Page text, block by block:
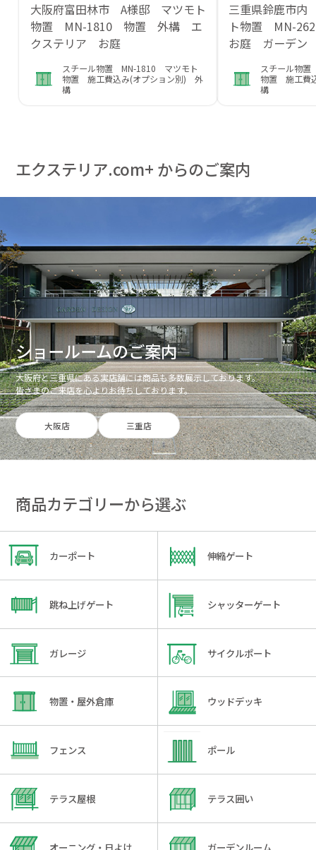
大阪府富田林市 A様邸 マツモト
物置 MN-1810 物置 外構 エ
クステリア お庭
スチール物置 MN-1810 マツモト
物置 施工費込み(オプション別) 外
構
三重県鈴鹿市
ト物置 MN-
お庭 ガーデン
スチール物
物置 施工費
構
エクステリア.com+ からのご案内
ショールームのご案内
大阪府と三重県にある実店舗には商品も多数展示しております。
皆さまのご来店を心よりお待ちしております。
大阪店 三重店
商品カテゴリーから選ぶ
カーポート 伸縮ゲート
跳ね上げゲート シャッターゲート
ガレージ サイクルポート
物置・屋外倉庫 ウッドデッキ
フェンス ポール
テラス屋根 テラス囲い
オーニング・日よけ ガーデンルーム